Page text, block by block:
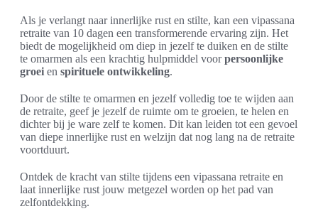
Als je verlangt naar innerlijke rust en stilte, kan een vipassana
retraite van 10 dagen een transformerende ervaring zijn. Het
biedt de mogelijkheid om diep in jezelf te duiken en de stilte
te omarmen als een krachtig hulpmiddel voorpersoonlijke
groei en spirituele ontwikkeling.
Door de stilte te omarmen en jezelf volledig toe te wijden aan
de retraite, geef je jezelf de ruimte om te groeien, te helen en
dichter bij je ware zelf te komen. Dit kan leiden tot een gevoel
van diepe innerlijke rust en welzijn dat nog lang na de retraite
voortduurt.
Ontdek de kracht van stilte tijdens een vipassana retraite en
laat innerlijke rust jouw metgezel worden op het pad van
zelfontdekking.